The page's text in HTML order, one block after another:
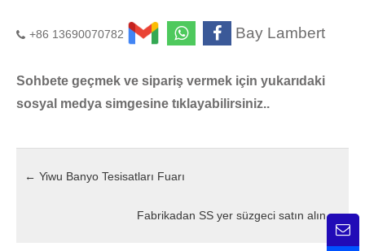
+86 13690070782 Bay Lambert
Sohbete geçmek ve sipariş vermek için yukarıdaki
sosyal medya simgesine tıklayabilirsiniz..
← Yiwu Banyo Tesisatları Fuarı
Fabrikadan SS yer süzgeci satın alın→